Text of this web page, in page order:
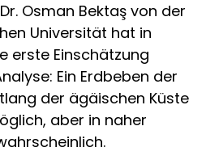
Osman Bektaş von der
Universität hat in
erste Einschätzung
Ein Erdbeben der
der ägäischen Küste
aber in naher